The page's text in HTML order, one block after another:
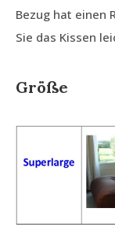
Bezug hat einen
Sie das Kissen
Größe